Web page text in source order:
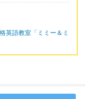
英語教室「ミミー＆ミ